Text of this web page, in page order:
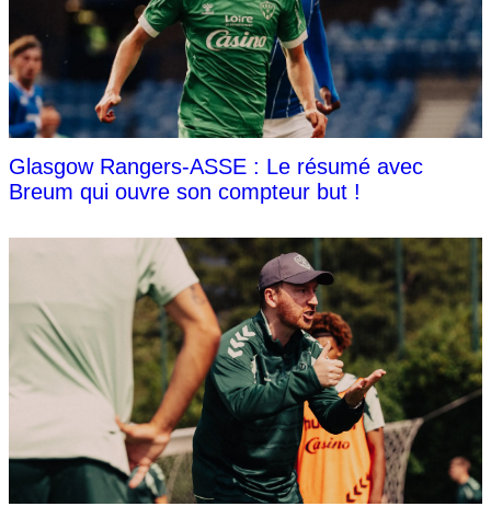
Glasgow Rangers-ASSE : Le résumé avec
Breum qui ouvre son compteur but !